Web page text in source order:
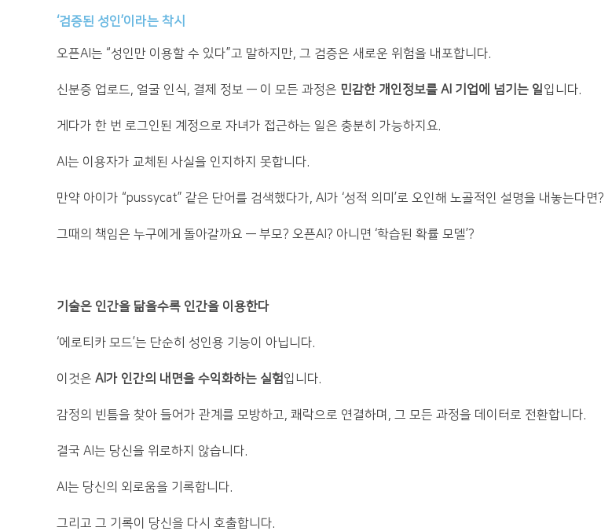
‘검증된 성인’이라는 착시
오픈AI는 “성인만 이용할 수 있다”고 말하지만, 그 검증은 새로운 위험을 내포합니다.
신분증 업로드, 얼굴 인식, 결제 정보 — 이 모든 과정은 민감한 개인정보를 AI 기업에 넘기는 일입니다.
게다가 한 번 로그인된 계정으로 자녀가 접근하는 일은 충분히 가능하지요.
AI는 이용자가 교체된 사실을 인지하지 못합니다.
만약 아이가 “pussycat” 같은 단어를 검색했다가, AI가 ‘성적 의미’로 오인해 노골적인 설명을 내놓는다면?
그때의 책임은 누구에게 돌아갈까요 — 부모? 오픈AI? 아니면 ‘학습된 확률 모델’?
기술은 인간을 닮을수록 인간을 이용한다
‘에로티카 모드’는 단순히 성인용 기능이 아닙니다.
이것은 AI가 인간의 내면을 수익화하는 실험입니다.
감정의 빈틈을 찾아 들어가 관계를 모방하고, 쾌락으로 연결하며, 그 모든 과정을 데이터로 전환합니다.
결국 AI는 당신을 위로하지 않습니다.
AI는 당신의 외로움을 기록합니다.
그리고 그 기록이 당신을 다시 호출합니다.